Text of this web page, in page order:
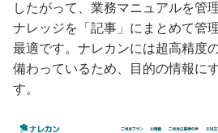
したがって、業務マニュアルを管
ナレッジを「記事」にまとめて管
最適です。ナレカンには超高精度
備わっているため、目的の情報に
す。